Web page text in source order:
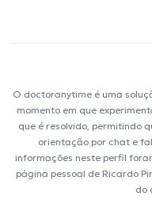
O doctoranytime é uma
momento em que
que é resolvido, permitindo
orientação por chat e
informações neste perfil
página pessoal de Ricardo
do